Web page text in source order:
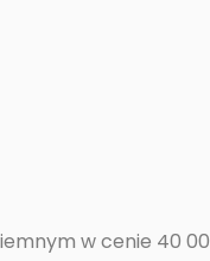
w cenie 40